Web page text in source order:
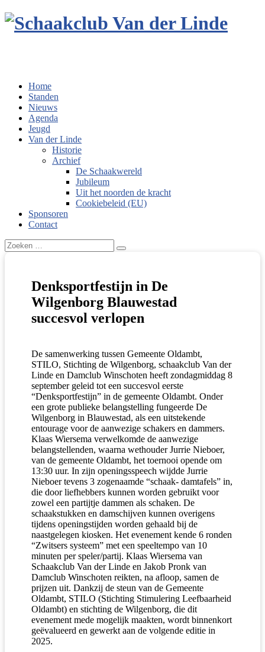
Home
Standen
Nieuws
Agenda
Jeugd
Van der Linde
Historie
Archief
De Schaakwereld
Jubileum
Uit het noorden de kracht
Cookiebeleid (EU)
Sponsoren
Contact
Denksportfestijn in De
Wilgenborg Blauwestad
succesvol verlopen
De samenwerking tussen Gemeente Oldambt,
STILO, Stichting de Wilgenborg, schaakclub Van der
Linde en Damclub Winschoten heeft zondagmiddag 8
september geleid tot een succesvol eerste
“Denksportfestijn” in de gemeente Oldambt. Onder
een grote publieke belangstelling fungeerde De
Wilgenborg in Blauwestad, als een uitstekende
entourage voor de aanwezige schakers en dammers.
Klaas Wiersema verwelkomde de aanwezige
belangstellenden, waarna wethouder Jurrie Nieboer,
van de gemeente Oldambt, het toernooi opende om
13:30 uur. In zijn openingsspeech wijdde Jurrie
Nieboer tevens 3 zogenaamde “schaak- damtafels” in,
die door liefhebbers kunnen worden gebruikt voor
zowel een partijtje dammen als schaken. De
schaakstukken en damschijven kunnen overigens
tijdens openingstijden worden gehaald bij de
naastgelegen kiosken. Het evenement kende 6 ronden
“Zwitsers systeem” met een speeltempo van 10
minuten per speler/partij. Klaas Wiersema van
Schaakclub Van der Linde en Jakob Pronk van
Damclub Winschoten reikten, na afloop, samen de
prijzen uit. Dankzij de steun van de Gemeente
Oldambt, STILO (Stichting Stimulering Leefbaarheid
Oldambt) en stichting de Wilgenborg, die dit
evenement mede mogelijk maakten, wordt binnenkort
geëvalueerd en gewerkt aan de volgende editie in
2025.